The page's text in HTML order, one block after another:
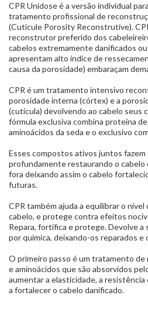
CPR Unidose é a versão individual
tratamento profissional de
(Cuticule Porosity Reconstrutive).
reconstrutor preferido dos
cabelos extremamente danificados
apresentam alto índice de
causa da porosidade) embaraçam
CPR é um tratamento intensivo
porosidade interna (córtex) e a
(cutícula) devolvendo ao cabelo seus
fórmula exclusiva combina proteína
aminoácidos da seda e o exclusivo
Esses compostos ativos juntos
profundamente restaurando o cabelo
fora deixando assim o cabelo
futuras.
CPR também ajuda a equilibrar o
cabelo, e protege contra efeitos
Repara, fortifica e protege. Devolve a
por química, deixando-os reparados e
O primeiro passo é um tratamento de
e aminoácidos que são absorvidos
aumentar a elasticidade, a
a fortalecer o cabelo danificado.